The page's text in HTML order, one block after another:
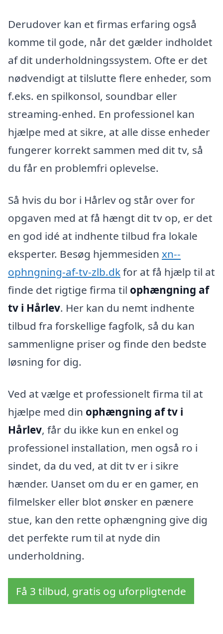
Derudover kan et firmas erfaring også
komme til gode, når det gælder indholdet
af dit underholdningssystem. Ofte er det
nødvendigt at tilslutte flere enheder, som
f.eks. en spilkonsol, soundbar eller
streaming-enhed. En professionel kan
hjælpe med at sikre, at alle disse enheder
fungerer korrekt sammen med dit tv, så
du får en problemfri oplevelse.
Så hvis du bor i Hårlev og står over for
opgaven med at få hængt dit tv op, er det
en god idé at indhente tilbud fra lokale
eksperter. Besøg hjemmesiden xn--
ophngning-af-tv-zlb.dkfor at få hjælp til at
finde det rigtige firma til ophængning af
tv i Hårlev. Her kan du nemt indhente
tilbud fra forskellige fagfolk, så du kan
sammenligne priser og finde den bedste
løsning for dig.
Ved at vælge et professionelt firma til at
hjælpe med din ophængning af tv i
Hårlev, får du ikke kun en enkel og
professionel installation, men også ro i
sindet, da du ved, at dit tv er i sikre
hænder. Uanset om du er en gamer, en
filmelsker eller blot ønsker en pænere
stue, kan den rette ophængning give dig
det perfekte rum til at nyde din
underholdning.
Få 3 tilbud, gratis og uforpligtende